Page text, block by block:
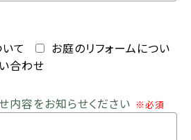
て
お庭のリフォームについ
合わせ
内容をお知らせください ※必須